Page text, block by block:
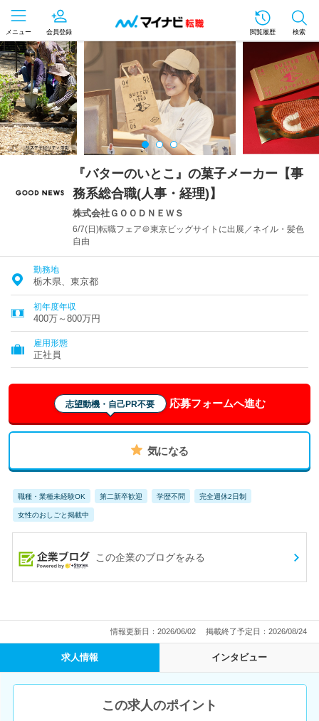
メニュー 会員登録 閲覧履歴 検索
『バターのいとこ』の菓子メーカー【事
務系総合職(人事・経理)】
株式会社ＧＯＯＤＮＥＷＳ
6/7(日)転職フェア＠東京ビッグサイトに出展／ネイル・髪色
自由
勤務地
栃木県、東京都
初年度年収
400万～800万円
雇用形態
正社員
志望動機・自己PR不要 応募フォームへ進む
気になる
職種・業種未経験OK 第二新卒歓迎 学歴不問 完全週休2日制
女性のおしごと掲載中
この企業のブログをみる
情報更新日：2026/06/02 掲載終了予定日：2026/08/24
求人情報 インタビュー
この求人のポイント